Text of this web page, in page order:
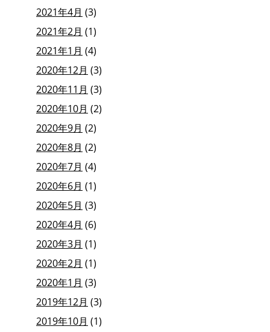
2021年4月 (3)
2021年2月 (1)
2021年1月 (4)
2020年12月 (3)
2020年11月 (3)
2020年10月 (2)
2020年9月 (2)
2020年8月 (2)
2020年7月 (4)
2020年6月 (1)
2020年5月 (3)
2020年4月 (6)
2020年3月 (1)
2020年2月 (1)
2020年1月 (3)
2019年12月 (3)
2019年10月 (1)